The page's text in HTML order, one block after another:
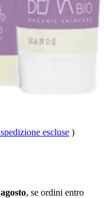
escluse )
, se ordini entro